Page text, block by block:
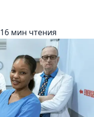
16 мин чтения